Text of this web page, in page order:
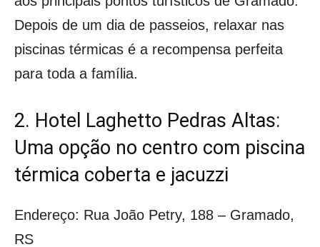
Depois de um dia de passeios, relaxar nas
piscinas térmicas é a recompensa perfeita
para toda a família.
2. Hotel Laghetto Pedras Altas:
Uma opção no centro com piscina
térmica coberta e jacuzzi
Endereço: Rua João Petry, 188 – Gramado,
RS